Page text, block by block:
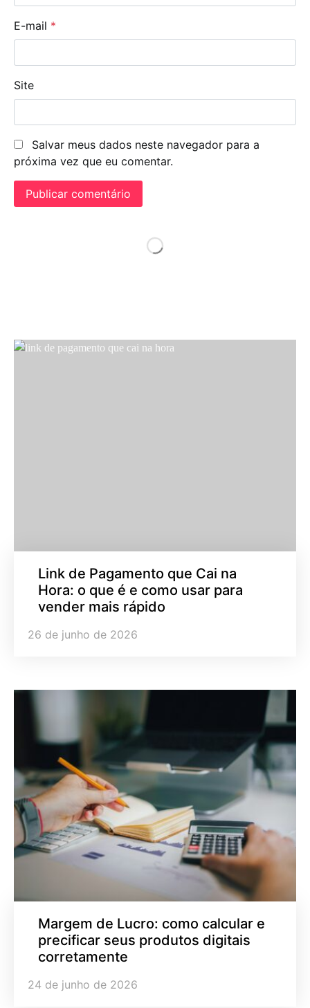
E-mail *
Site
Salvar meus dados neste navegador para a
próxima vez que eu comentar.
Link de Pagamento que Cai na
Hora: o que é e como usar para
vender mais rápido
26 de junho de 2026
Margem de Lucro: como calcular e
precificar seus produtos digitais
corretamente
24 de junho de 2026